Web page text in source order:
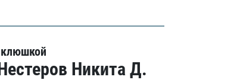
Никита Д.